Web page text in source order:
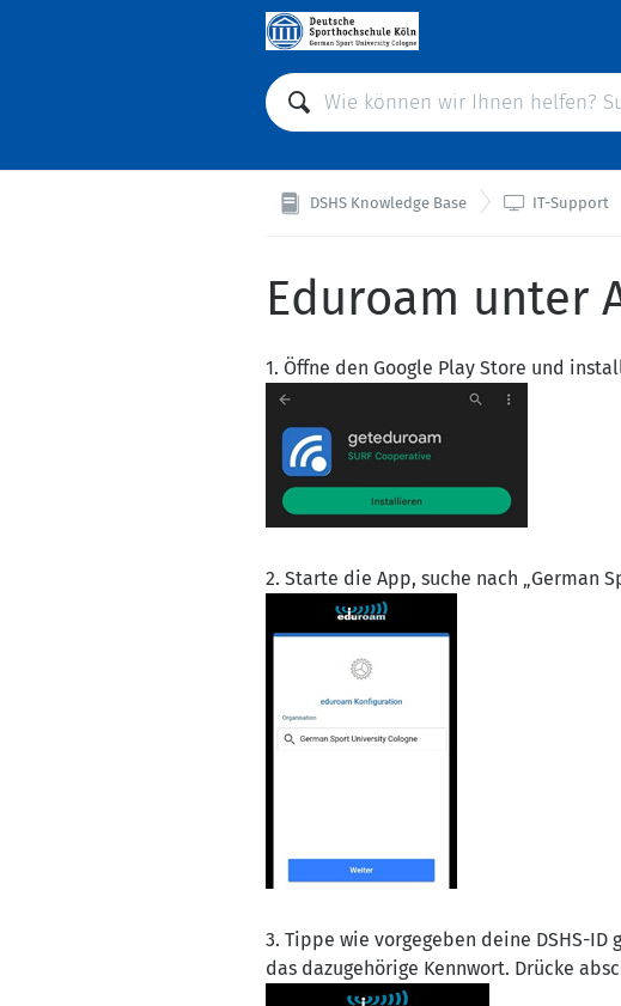
DSHS Knowledge Base  IT-Support
Eduroam unter
1. Öffne den Google Play Store und
2. Starte die App, suche nach „German
3. Tippe wie vorgegeben deine DSHS-
das dazugehörige Kennwort. Drücke